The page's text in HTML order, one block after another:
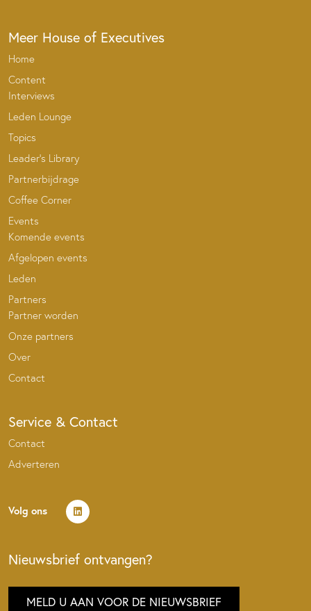
Meer House of Executives
Home
Content
Interviews
Leden Lounge
Topics
Leader’s Library
Partnerbijdrage
Coffee Corner
Events
Komende events
Afgelopen events
Leden
Partners
Partner worden
Onze partners
Over
Contact
Service & Contact
Contact
Adverteren
Volg ons
Nieuwsbrief ontvangen?
MELD U AAN VOOR DE NIEUWSBRIEF